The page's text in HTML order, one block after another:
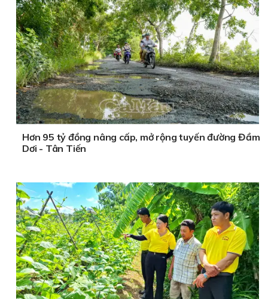
Hơn 95 tỷ đồng nâng cấp, mở rộng tuyến đường Đầm
Dơi - Tân Tiến